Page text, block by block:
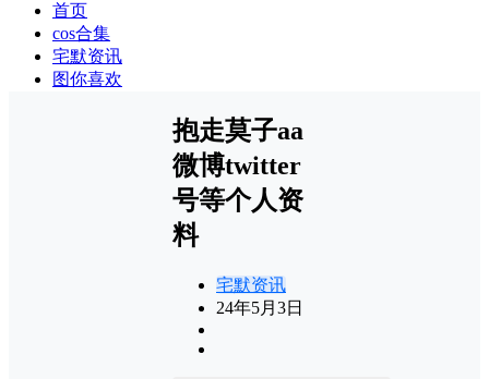
首页
cos合集
宅默资讯
图你喜欢
抱走莫子aa
微博twitter
号等个人资
料
宅默资讯
24年5月3日